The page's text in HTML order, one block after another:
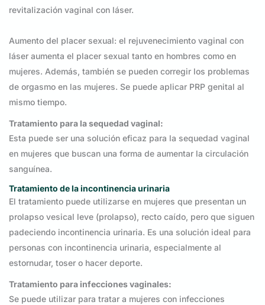
revitalización vaginal con láser.
Aumento del placer sexual: el rejuvenecimiento vaginal con
láser aumenta el placer sexual tanto en hombres como en
mujeres. Además, también se pueden corregir los problemas
de orgasmo en las mujeres. Se puede aplicar PRP genital al
mismo tiempo.
Tratamiento para la sequedad vaginal:
Esta puede ser una solución eficaz para la sequedad vaginal
en mujeres que buscan una forma de aumentar la circulación
sanguínea.
Tratamiento de la incontinencia urinaria
El tratamiento puede utilizarse en mujeres que presentan un
prolapso vesical leve (prolapso), recto caído, pero que siguen
padeciendo incontinencia urinaria. Es una solución ideal para
personas con incontinencia urinaria, especialmente al
estornudar, toser o hacer deporte.
Tratamiento para infecciones vaginales:
Se puede utilizar para tratar a mujeres con infecciones